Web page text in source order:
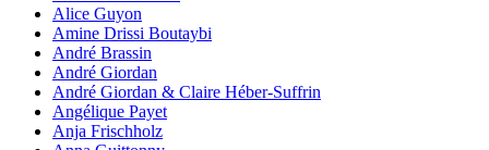
Alice Guyon
Amine Drissi Boutaybi
André Brassin
André Giordan
André Giordan & Claire Héber-Suffrin
Angélique Payet
Anja Frischholz